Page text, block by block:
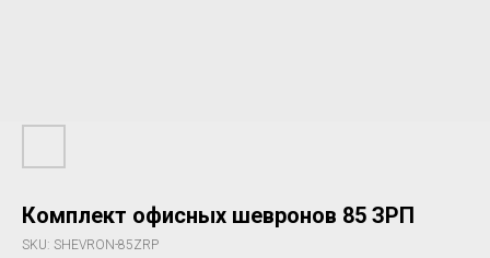
Комплект офисных шевронов 85 ЗРП
SKU: SHEVRON-85ZRP